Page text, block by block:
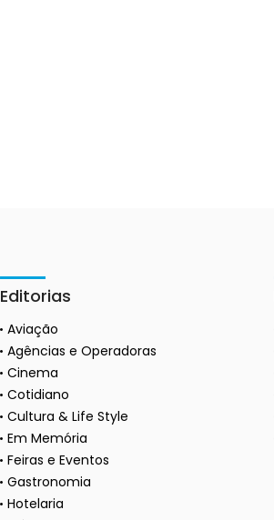
Editorias
Aviação
Agências e Operadoras
Cinema
Cotidiano
Cultura & Life Style
Em Memória
Feiras e Eventos
Gastronomia
Hotelaria